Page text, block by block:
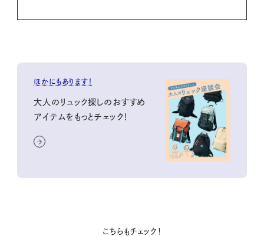
ほかにもあります！
大人のリュック探しのおすすめ
アイテムをもっとチェック！
こちらもチェック！